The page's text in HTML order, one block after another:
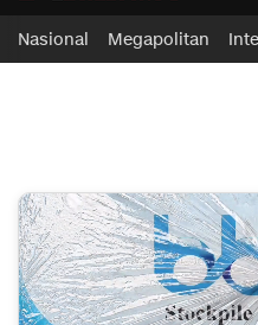
ifakta.co
#pastibenar
Nasional Megapolitan